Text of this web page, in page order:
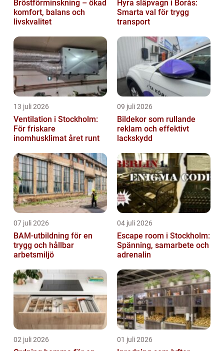
Bröstförminskning – ökad
komfort, balans och
livskvalitet
Hyra släpvagn i Borås:
Smarta val för trygg
transport
13 juli 2026
Ventilation i Stockholm:
För friskare
inomhusklimat året runt
09 juli 2026
Bildekor som rullande
reklam och effektivt
lackskydd
07 juli 2026
BAM-utbildning för en
trygg och hållbar
arbetsmiljö
04 juli 2026
Escape room i Stockholm:
Spänning, samarbete och
adrenalin
02 juli 2026 01 juli 2026